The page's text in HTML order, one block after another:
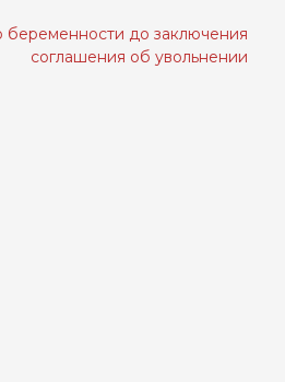
беременности до заключения
соглашения об увольнении